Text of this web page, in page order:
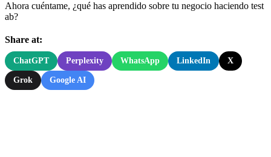
Ahora cuéntame, ¿qué has aprendido sobre tu negocio haciendo test
ab?
Share at:
ChatGPT Perplexity WhatsApp LinkedIn X
Grok Google AI